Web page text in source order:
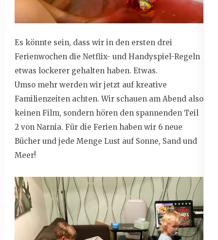
Es könnte sein, dass wir in den ersten drei
Ferienwochen die Netflix- und Handyspiel-Regeln
etwas lockerer gehalten haben. Etwas.
Umso mehr werden wir jetzt auf kreative
Familienzeiten achten. Wir schauen am Abend also
keinen Film, sondern hören den spannenden Teil
2 von Narnia. Für die Ferien haben wir 6 neue
Bücher und jede Menge Lust auf Sonne, Sand und
Meer!